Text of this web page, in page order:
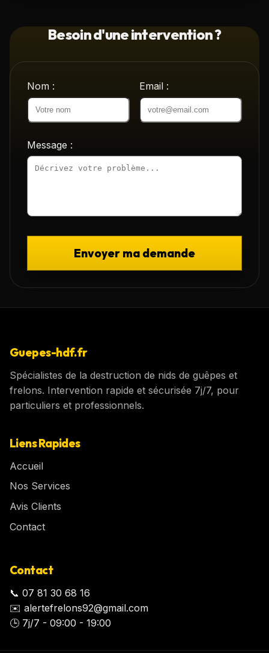
Besoin d'une intervention ?
Nom : Email :
Message :
Envoyer ma demande
Guepes-hdf.fr
Spécialistes de la destruction de nids de guêpes et
frelons. Intervention rapide et sécurisée 7j/7, pour
particuliers et professionnels.
Liens Rapides
Accueil
Nos Services
Avis Clients
Contact
Contact
📞 07 81 30 68 16
✉️ alertefrelons92@gmail.com
🕒 7j/7 - 09:00 - 19:00